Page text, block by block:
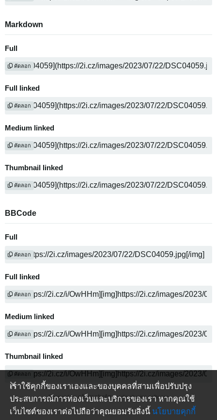
Markdown
Full
คัดลอก
Full linked
คัดลอก
Medium linked
คัดลอก
Thumbnail linked
คัดลอก
BBCode
Full
คัดลอก
Full linked
คัดลอก
Medium linked
คัดลอก
Thumbnail linked
คัดลอก
เราใช้คุกกี้ของเราเองและของบุคคลที่สามเพื่อปรับปรุง
ประสบการณ์การท่องเว็บและบริการของเรา หากคุณใช้
เว็บไซต์ของเราต่อไปถือว่าคุณยอมรับสิ่งนี้ นโยบายคุกกี้
Powered by media sharing software